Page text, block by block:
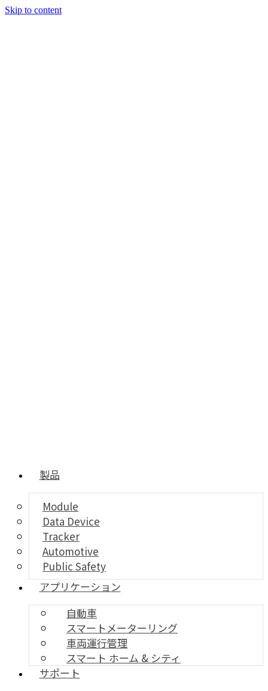
Skip to content
製品
Module
Data Device
Tracker
Automotive
Public Safety
アプリケーション
自動車
スマートメーターリング
車両運行管理
スマート ホーム & シティ
サポート